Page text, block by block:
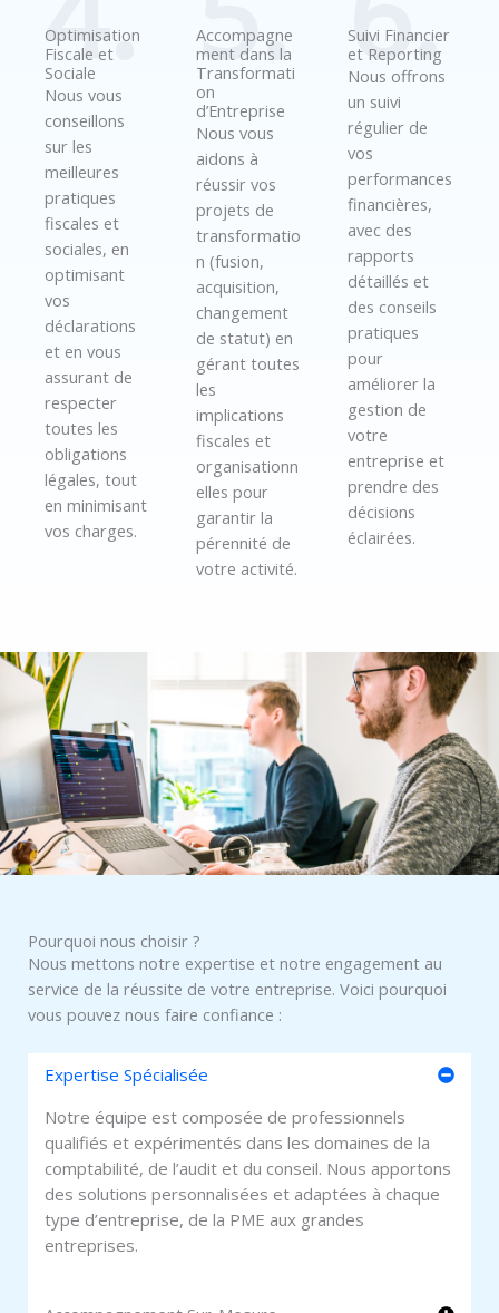
Optimisation
Fiscale et
Sociale
Nous vous
conseillons
sur les
meilleures
pratiques
fiscales et
sociales, en
optimisant
vos
déclarations
et en vous
assurant de
respecter
toutes les
obligations
légales, tout
en minimisant
vos charges.
Accompagne
ment dans la
Transformati
on
d’Entreprise
Nous vous
aidons à
réussir vos
projets de
transformatio
n (fusion,
acquisition,
changement
de statut) en
gérant toutes
les
implications
fiscales et
organisationn
elles pour
garantir la
pérennité de
votre activité.
Suivi Financier
et Reporting
Nous offrons
un suivi
régulier de
vos
performances
financières,
avec des
rapports
détaillés et
des conseils
pratiques
pour
améliorer la
gestion de
votre
entreprise et
prendre des
décisions
éclairées.
Pourquoi nous choisir ?
Nous mettons notre expertise et notre engagement au
service de la réussite de votre entreprise. Voici pourquoi
vous pouvez nous faire confiance :
Expertise Spécialisée
Notre équipe est composée de professionnels
qualifiés et expérimentés dans les domaines de la
comptabilité, de l’audit et du conseil. Nous apportons
des solutions personnalisées et adaptées à chaque
type d’entreprise, de la PME aux grandes
entreprises.